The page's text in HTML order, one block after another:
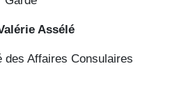
Assélé
des Affaires Consulaires